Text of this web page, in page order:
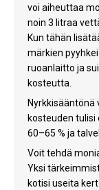
voi aiheuttaa
noin 3 litraa
Kun tähän
märkien
ruoanlaitto ja
kosteutta.
Nyrkkisääntönä
kosteuden tulisi
60–65 % ja
Voit tehdä
Yksi
kotisi useita